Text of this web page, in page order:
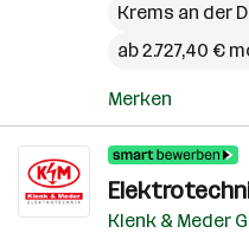
Krems an der
ab 2.727,40 €
Merken
Klenk & Meder